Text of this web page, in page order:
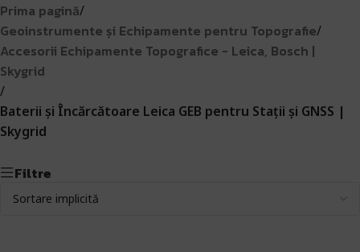
Prima pagină/
Geoinstrumente și Echipamente pentru Topografie/
Accesorii Echipamente Topografice - Leica, Bosch |
Skygrid
/
Baterii și Încărcătoare Leica GEB pentru Stații și GNSS |
Skygrid
Filtre